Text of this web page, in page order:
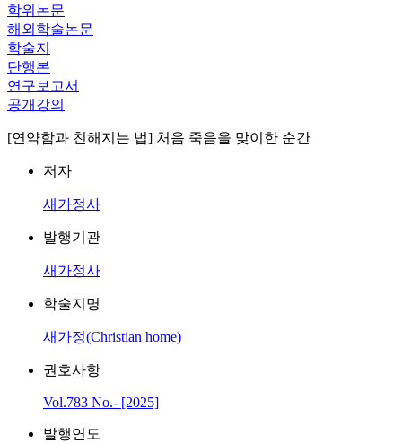
학위논문
해외학술논문
학술지
단행본
연구보고서
공개강의
[연약함과 친해지는 법] 처음 죽음을 맞이한 순간
저자
새가정사
발행기관
새가정사
학술지명
새가정(Christian home)
권호사항
Vol.783 No.- [2025]
발행연도